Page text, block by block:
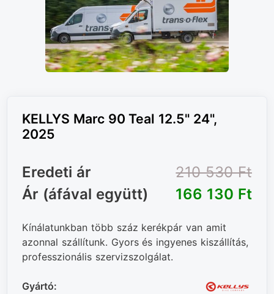
KELLYS Marc 90 Teal 12.5" 24",
2025
Eredeti ár
210 530 Ft‎
Ár (áfával együtt)
166 130 Ft‎
Kínálatunkban több száz kerékpár van amit
azonnal szállítunk. Gyors és ingyenes kiszállítás,
professzionális szervizszolgálat.
Gyártó: